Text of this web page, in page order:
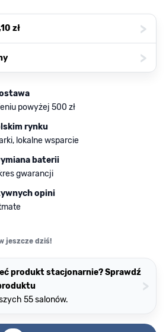
zł >
>
powyżej 500 zł
rynku
lokalne wsparcie
baterii
gwarancji
opini
jeszcze dziś!
produkt stacjonarnie? Sprawdź
55 salonów.
>